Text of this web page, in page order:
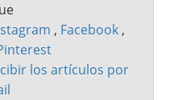
, Facebook ,
los artículos por